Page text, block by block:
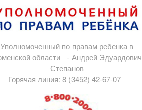
Уполномоченный по правам ребенка в
области - Андрей Эдуардович
Степанов
Горячая линия: 8 (3452) 42-67-07